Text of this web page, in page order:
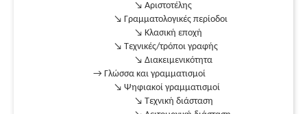
↘ Αριστοτέλης
↘ Γραμματολογικές περίοδοι
↘ Κλασική εποχή
↘ Τεχνικές/τρόποι γραφής
↘ Διακειμενικότητα
→ Γλώσσα και γραμματισμοί
↘ Ψηφιακοί γραμματισμοί
↘ Τεχνική διάσταση